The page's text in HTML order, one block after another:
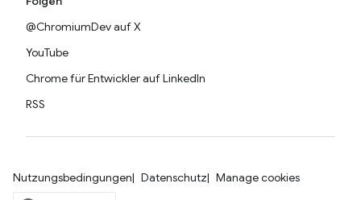
@ChromiumDev auf X
YouTube
Chrome für Entwickler auf LinkedIn
RSS
Nutzungsbedingungen Datenschutz Manage cookies